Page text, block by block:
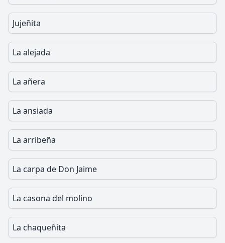
Jujeñita
La alejada
La añera
La ansiada
La arribeña
La carpa de Don Jaime
La casona del molino
La chaqueñita